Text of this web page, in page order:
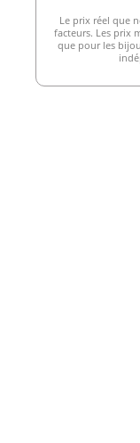
Le prix réel que
facteurs. Les prix
que pour les